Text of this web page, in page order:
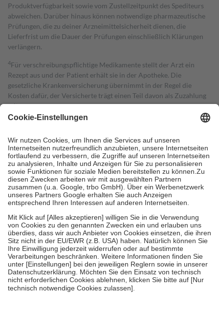
Produktverfügbarkeit sowie vom Zustellzeitpunkt des Spediteurs
abweichen. Darüber hinaus können notwendige pharmazeutische
Prüfungen, die zu deiner Arzneimittelsicherheit dienen, die
Lieferfrist um die Dauer der Prüfungen einschließlich Klärungen
verlängern.
4Für verschreibungspflichtige Medikamente stellt der Arzt ein
Rezept aus und der Patient erhält sie in der Apotheke. Die
gesetzliche Krankenversicherung übernimmt in der Regel die
Kosten dafür, der Versicherte trägt einen Teil davon als Zuzahlung
mit.
Grundsätzlich leisten Mitglieder Zuzahlungen in Höhe von zehn
höchstens zehn Euro.
Es sind jedoch nie mehr als die tatsächlichen
Kosten der Leistung zu entrichten.
Diese Regeln gelten grundsätzlich auch für Online-Apotheken.
Bei Heilmitteln und häuslicher Krankenpflege beträgt die
Zuzahlung zehn Prozent der Kosten sowie zehn Euro je
Verordnung.
Um das Engagement der Versicherten für ihre eigene Gesundheit zu
stärken und die besondere Stellung der Familie zu unterstützen,
fallenkeine Zuzahlungenan bei:
• Kindern und Jugendlichen bis zum vollendeten 18. Lebensjahr
mit Ausnahme der Fahrkosten
• Untersuchungen zur Vorsorge und Früherkennung, die von der
GKV getragen werden
• empfohlenen Schutzimpfungen
• Harn- und Blutteststreifen